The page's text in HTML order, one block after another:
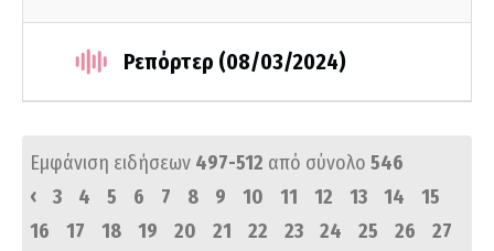
Ρεπόρτερ (08/03/2024)
Εμφάνιση ειδήσεων 497-512 από σύνολο 546
‹
3 4 5 6 7 8 9 10 11 12 13 14
15
16
17 18 19 20 21 22 23 24 25 26
27